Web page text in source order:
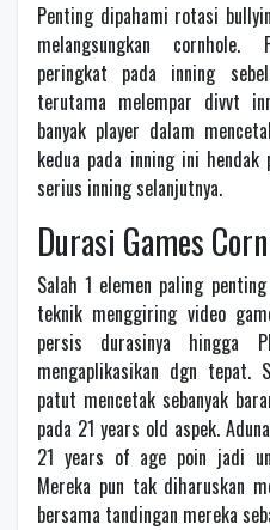
Penting dipahami rotasi
melangsungkan cornhole.
peringkat pada inning
terutama melempar divvt
banyak player dalam
kedua pada inning ini
serius inning selanjutnya.
Durasi Games
Salah 1 elemen paling
teknik menggiring video
persis durasinya hingga
mengaplikasikan dgn tepat.
patut mencetak sebanyak
pada 21 years old aspek.
21 years of age poin jadi
Mereka pun tak diharuskan
bersama tandingan mereka